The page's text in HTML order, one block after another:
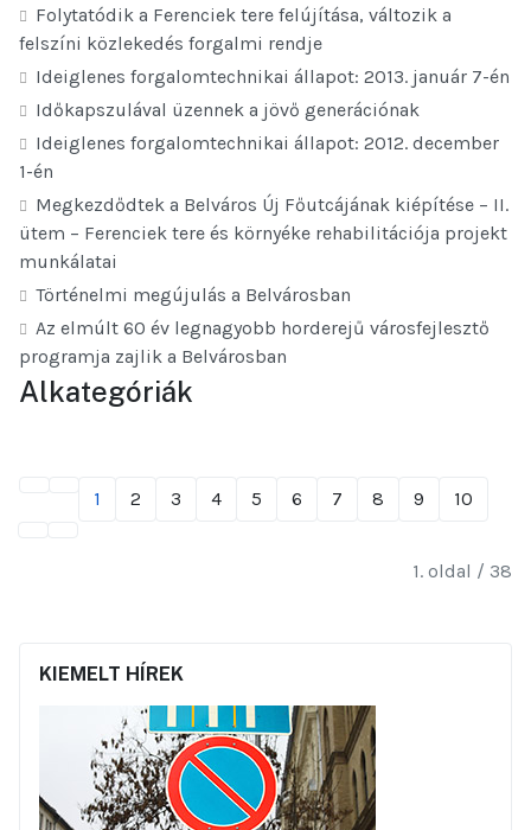
Folytatódik a Ferenciek tere felújítása, változik a
felszíni közlekedés forgalmi rendje
Ideiglenes forgalomtechnikai állapot: 2013. január 7-én
Időkapszulával üzennek a jövő generációnak
Ideiglenes forgalomtechnikai állapot: 2012. december
1-én
Megkezdődtek a Belváros Új Főutcájának kiépítése – II.
ütem – Ferenciek tere és környéke rehabilitációja projekt
munkálatai
Történelmi megújulás a Belvárosban
Az elmúlt 60 év legnagyobb horderejű városfejlesztő
programja zajlik a Belvárosban
Alkategóriák
1 2 3 4 5 6 7 8 9 10
1. oldal / 38
KIEMELT HÍREK